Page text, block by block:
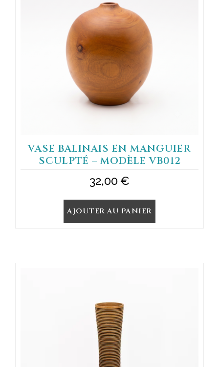
VASE BALINAIS EN MANGUIER
SCULPTÉ – MODÈLE VB012
32,00€
AJOUTER AU PANIER